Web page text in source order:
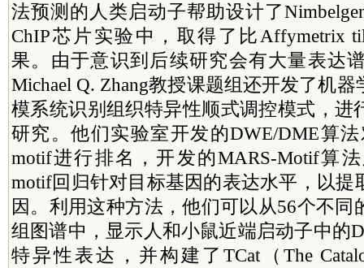
法预测的人类启动子帮助设计了
ChIP芯片实验中，取得了比Affymetrix
果。由于意识到后续研究会有大量表达
Michael Q. Zhang教授课题组还开发了机
模系统识别组织特异性顺式调控模式，进
研究。他们实验室开发的DWE/DME算
motif进行排名，开发的MARS-Motif算
motif回归针对目标基因的表达水平，以提
因。利用这种方法，他们可以从56个不同
组图谱中，显示人和小鼠近端启动子中的
特异性表达，并构建了TCat（The